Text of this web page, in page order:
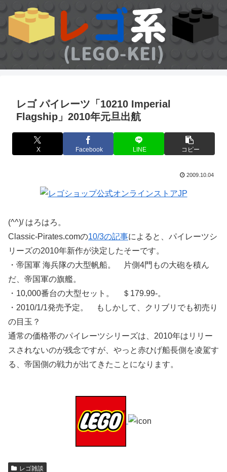
レゴ パイレーツ「10210 Imperial
Flagship」2010年元旦出航
X Facebook LINE コピー
2009.10.04
(^^)/ はろはろ。
Classic-Pirates.comの10/3の記事によると、パイレーツシ
リーズの2010年新作が決定したそーです。
・帝国軍 海兵隊の大型帆船。 片側4門もの大砲を積ん
だ、帝国軍の旗艦。
・10,000番台の大型セット。 ＄179.99-。
・2010/1/1発売予定。 もしかして、クリブリでも初売り
の目玉？
通常の価格帯のパイレーツシリーズは、2010年はリリー
スされないのが残念ですが、やっと赤ひげ船長側を凌駕す
る、帝国側の戦力が出てきたことになります。
レゴ雑談